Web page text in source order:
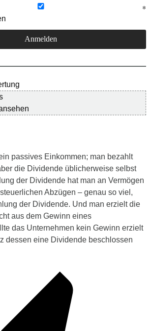
passives Einkommen; man bezahlt
die Dividende üblicherweise selbst
der Dividende hat man an Vermögen
Abzügen – genau so viel,
der Dividende. Und man erzielt die
aus dem Gewinn eines
das Unternehmen kein Gewinn erzielt
dessen eine Dividende beschlossen